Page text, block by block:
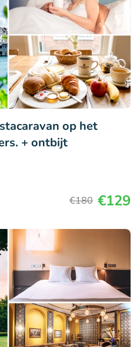
op het
+ ontbijt
€180 €129